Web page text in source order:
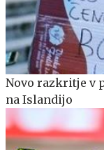
Novo razkritje v
na Islandijo